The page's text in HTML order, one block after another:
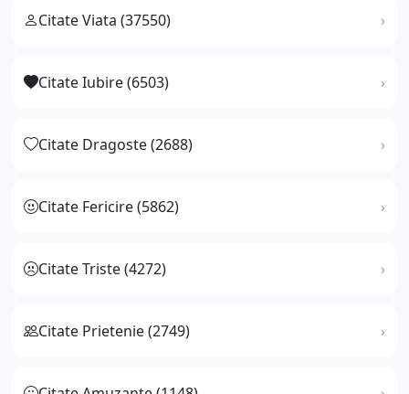
Citate Viata (37550)
Citate Iubire (6503)
Citate Dragoste (2688)
Citate Fericire (5862)
Citate Triste (4272)
Citate Prietenie (2749)